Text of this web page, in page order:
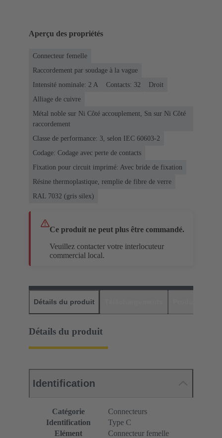
Aperçu des propriétés
Connecteur femelle
Raccordement par soudage à la vague
Intensité nominale: ‌2 A
Contacts: 32
Droit
Alliage de cuivre
Métal noble sur Ni Côté accouplement, Sn sur Ni Côté
raccordement
Classe de performance: 3, selon IEC 60603-2
Codage: Codage avec perte de contacts
Fixation pour circuit imprimé: Avec bride de fixation
Résine thermoplastique, remplie de fibre de verre
RAL 7032 (gris silex)
Ce produit ne peut plus être commandé.
Veuillez contacter votre interlocuteur
commercial local.
Détails du produit
Détails du produit
Identification
Catégorie
Connecteurs
Identification
Type C
Elément
Connecteur femelle